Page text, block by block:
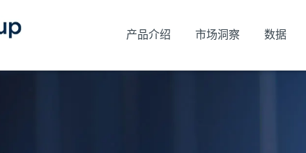
产品介绍 市场洞察 数据